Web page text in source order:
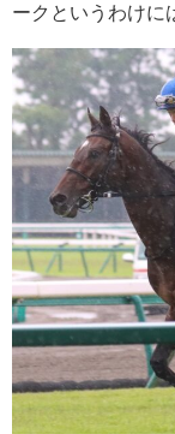
ークというわけに